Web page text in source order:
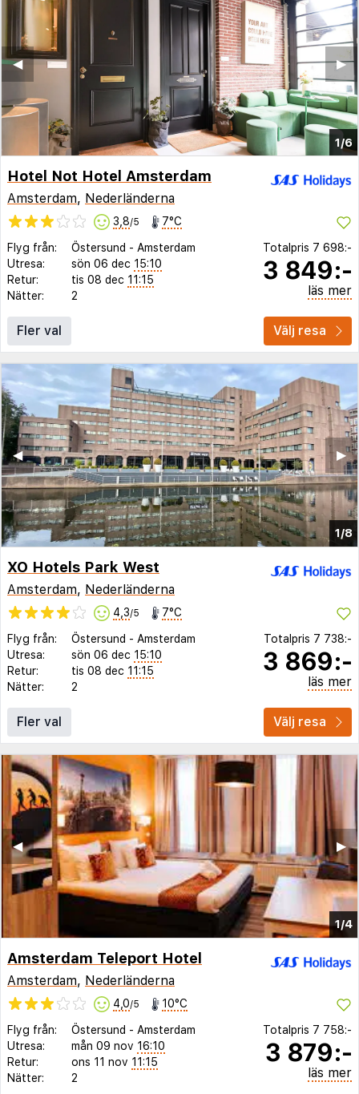
1/6
▶︎
◀︎
Hotel Not Hotel Amsterdam
Amsterdam, Nederländerna
3,8/5 7°C
Flyg från: Östersund - Amsterdam
Utresa:
sön 06 dec 15:10
Retur:
tis 08 dec 11:15
Nätter:
2
Totalpris 7 698:-
3 849:-
läs mer
Fler val Välj resa
1/8
▶︎
◀︎
XO Hotels Park West
Amsterdam, Nederländerna
4,3/5 7°C
Flyg från: Östersund - Amsterdam
Utresa:
sön 06 dec 15:10
Retur:
tis 08 dec 11:15
Nätter:
2
Totalpris 7 738:-
3 869:-
läs mer
Fler val Välj resa
1/4
▶︎
◀︎
Amsterdam Teleport Hotel
Amsterdam, Nederländerna
4,0/5 10°C
Flyg från: Östersund - Amsterdam
Utresa:
mån 09 nov 16:10
Retur:
ons 11 nov 11:15
Nätter:
2
Totalpris 7 758:-
3 879:-
läs mer